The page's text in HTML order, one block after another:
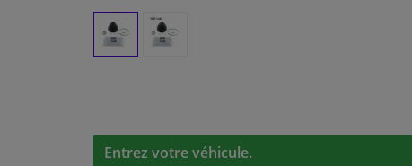
Entrez votre véhicule.